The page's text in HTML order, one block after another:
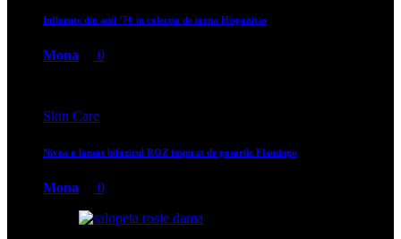
Influente din anii ’70 in colectia de iarna Hispanitas
Mona 0
Skin Care
Nivea a lansat bifazicul ROZ inspirat de pasarile Flamingo
Mona 0